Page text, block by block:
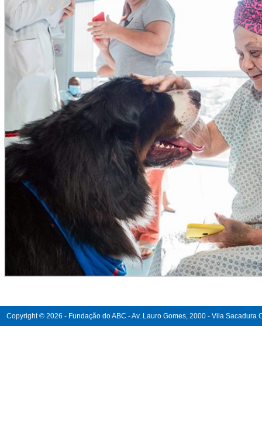
Copyright © 2026 - Fundação do ABC - Av. Lauro Gomes, 2000 - Vila